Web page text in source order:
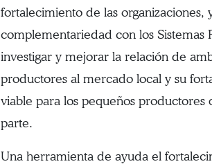
fortalecimiento de las organizaciones,
complementariedad con los Sistemas
investigar y mejorar la relación de
productores al mercado local y su
viable para los pequeños
parte.
Una herramienta de ayuda el